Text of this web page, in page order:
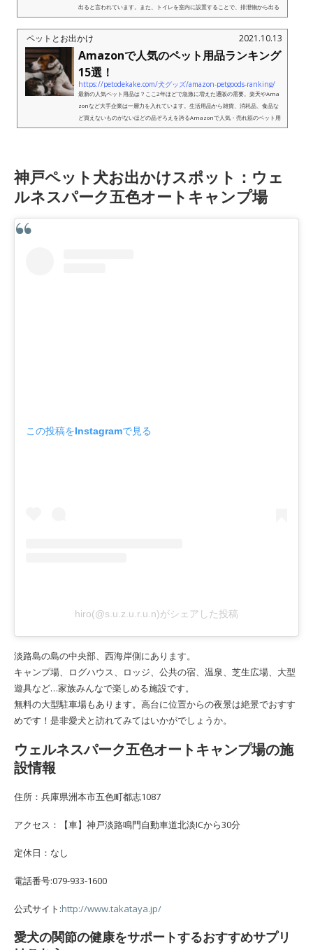
出ると言われています。また、トイレを室内に設置することで、排泄物から出る
アンモニア臭も発生しま...
ペットとお出かけ 2021.10.13
Amazonで人気のペット用品ランキング
15選！
https://petodekake.com/犬グッズ/amazon-petgoods-ranking/
最新の人気ペット用品は？ここ2年ほどで急激に増えた通販の需要。楽天やAma
zonなど大手企業は一層力を入れています。生活用品から雑貨、消耗品、食品な
ど買えないものがないほどの品ぞろえを誇るAmazonで人気・売れ筋のペット用
品を調査してみました。果たして飼い主...
神戸ペット犬お出かけスポット：ウェ
ルネスパーク五色オートキャンプ場
この投稿をInstagramで見る
hiro(@s.u.z.u.r.u.n)がシェアした投稿
淡路島の島の中央部、西海岸側にあります。
キャンプ場、ログハウス、ロッジ、公共の宿、温泉、芝生広場、大型
遊具など…家族みんなで楽しめる施設です。
無料の大型駐車場もあります。高台に位置からの夜景は絶景でおすす
めです！是非愛犬と訪れてみてはいかがでしょうか。
ウェルネスパーク五色オートキャンプ場の施
設情報
住所：兵庫県洲本市五色町都志1087
アクセス：【車】神戸淡路鳴門自動車道北淡ICから30分
定休日：なし
電話番号:079-933-1600
公式サイト:http://www.takataya.jp/
愛犬の関節の健康をサポートするおすすめサプリ